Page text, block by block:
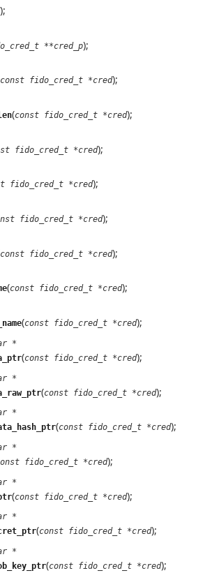
);
**cred_p);
const fido_cred_t *cred);
(const fido_cred_t *cred);
fido_cred_t *cred);
fido_cred_t *cred);
fido_cred_t *cred);
const fido_cred_t *cred);
(const fido_cred_t *cred);
(const fido_cred_t *cred);
*
(const fido_cred_t *cred);
*
(const fido_cred_t *cred);
*
(const fido_cred_t *cred);
*
fido_cred_t *cred);
*
(const fido_cred_t *cred);
*
(const fido_cred_t *cred);
*
(const fido_cred_t *cred);